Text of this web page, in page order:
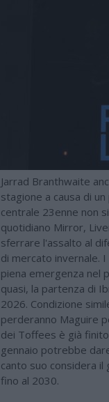
Jarrad Branthwaite
stagione a causa di
centrale 23enne non
quotidiano Mirror,
sferrare l'assalto al
di mercato invernale.
piena emergenza nel
quasi, la partenza di
2026. Condizione
perderanno Maguire
dei Toffees è già
gennaio potrebbe
canto suo considera
fino al 2030.